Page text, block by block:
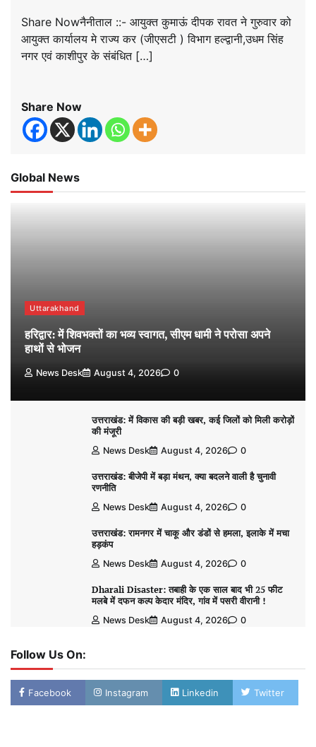
Share Nowनैनीताल ::- आयुक्त कुमाऊं दीपक रावत ने गुरुवार को
आयुक्त कार्यालय मे राज्य कर (जीएसटी ) विभाग हल्द्वानी,उधम सिंह
नगर एवं काशीपुर के संबंधित […]
Share Now
Global News
Uttarakhand
हरिद्वार: में शिवभक्तों का भव्य स्वागत, सीएम धामी ने परोसा अपने
हाथों से भोजन
News Desk August 4, 2026 0
उत्तराखंड: में विकास की बड़ी खबर, कई जिलों को मिली करोड़ों
की मंजूरी
News Desk August 4, 2026 0
उत्तराखंड: बीजेपी में बड़ा मंथन, क्या बदलने वाली है चुनावी
रणनीति
News Desk August 4, 2026 0
उत्तराखंड: रामनगर में चाकू और डंडों से हमला, इलाके में मचा
हड़कंप
News Desk August 4, 2026 0
Dharali Disaster: तबाही के एक साल बाद भी 25 फीट
मलबे में दफन कल्प केदार मंदिर, गांव में पसरी वीरानी !
News Desk August 4, 2026 0
Follow Us On:
Facebook Instagram Linkedin Twitter